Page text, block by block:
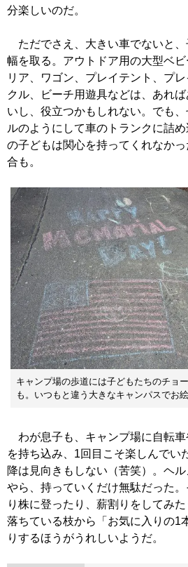
分楽しいのだ。
ただでさえ、大きい車でないと、
幅を取る。アウトドア用の大型ベ
リア、ワゴン、プレイテント、プ
クル、ビーチ用遊具などは、あれ
いし、役立つかもしれない。でも
ルのようにして車のトランクに詰
の子どもは関心を持ってくれなか
合も。
キャンプ場の歩道には子どもたちのチョ
も。いつもと違う大きなキャンパスでお
わが息子も、キャンプ場に自転車
を持ち込み、1回目こそ楽しんでい
降は見向きもしない（苦笑）。ヘ
やら、持っていくだけ無駄だった
り株に登ったり、薪割りをしてみ
落ちている枝から「お気に入りの1
りするほうがうれしいようだ。